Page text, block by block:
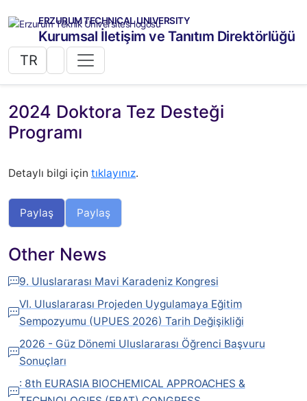
ERZURUM TECHNICAL UNIVERSITY
Kurumsal İletişim ve Tanıtım Direktörlüğü
TR
2024 Doktora Tez Desteği
Programı
Detaylı bilgi için tıklayınız.
Paylaş Paylaş
Other News
9. Uluslararası Mavi Karadeniz Kongresi
VI. Uluslararası Projeden Uygulamaya Eğitim
Sempozyumu (UPUES 2026) Tarih Değişikliği
2026 - Güz Dönemi Uluslararası Öğrenci Başvuru
Sonuçları
: 8th EURASIA BIOCHEMICAL APPROACHES &